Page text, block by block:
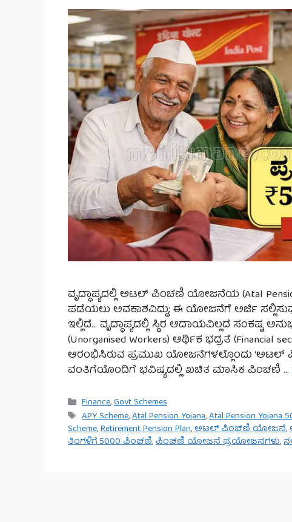
ವೃದ್ಧಾಪ್ಯದಲ್ಲಿ ಅಟಲ್ ಪಿಂಚಣಿ ಯೋಜನೆಯ (Atal
ಪಡೆಯಲು ಅವಕಾಶವಿದ್ದು; ಈ ಯೋಜನೆಗೆ ಅರ್ಜಿ
ಇಲ್ಲಿದೆ… ವೃದ್ಧಾಪ್ಯದಲ್ಲಿ ಸ್ಥಿರ ಆದಾಯವಿಲ್ಲದೆ
(Unorganised Workers) ಆರ್ಥಿಕ ಭದ್ರತೆ (Financial
ಆರಂಭಿಸಿರುವ ಪ್ರಮುಖ ಯೋಜನೆಗಳಲ್ಲೊಂದು ‘ಅಟಲ್
ವಂತಿಗೆಯೊಂದಿಗೆ ಭವಿಷ್ಯದಲ್ಲಿ ಖಚಿತ ಮಾಸಿಕ ಪಿಂಚಣಿ …
Categories
Finance,Govt Schemes
Tags
APY Scheme,Atal Pension Yojana,Atal Pension Yojana
Scheme,Retirement Pension Plan,ಅಟಲ್ ಪಿಂಚಣಿ ಯೋಜನೆ,
ತಿಂಗಳಿಗೆ 5000 ಪಿಂಚಣಿ,ಪಿಂಚಣಿ ಯೋಜನೆ ಪ್ರಯೋಜನಗಳು,